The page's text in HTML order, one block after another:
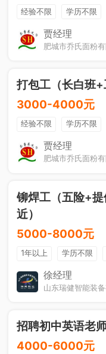
经验不限 学历不限
奖励计划贾经理
肥城市乔氏面粉
打包工（长白班+
3000-4000元
经验不限 学历不限
综合补贴
休假制度
贾经理
肥城市乔氏面粉
铆焊工（五险+
近）
5000-8000元
1年以上 学历不限
节日福利
奖励计划
徐经理
山东瑞健智能装
招聘初中英语老
4000-6000元